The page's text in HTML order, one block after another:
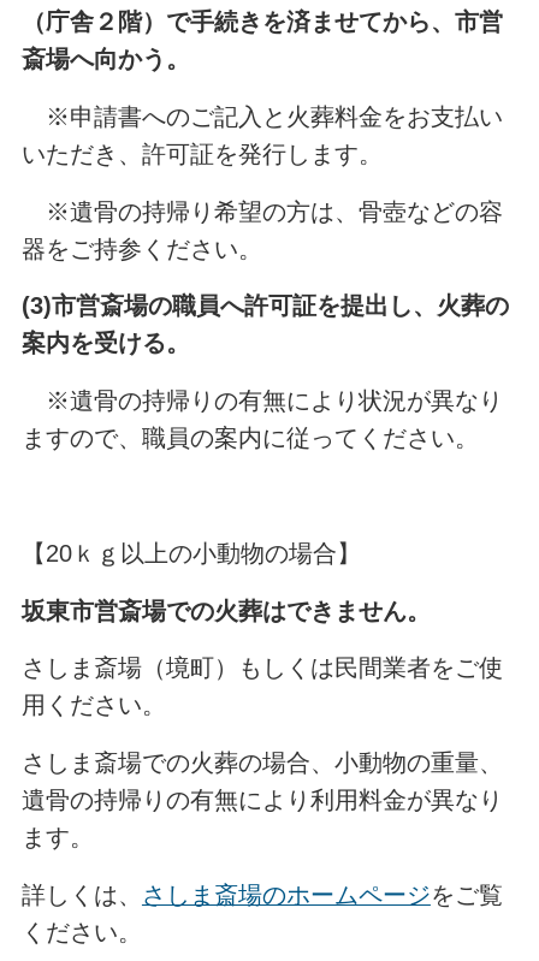
（庁舎２階） で手続きを済ませてから、市営
斎場へ向かう。
※申請書へのご記入と火葬料金をお支払い
いただき、許可証を発行します。
※遺骨の持帰り希望の方は、骨壺などの容
器をご持参ください。
(3)市営斎場の職員へ許可証を提出し、火葬の
案内を受ける。
※遺骨の持帰りの有無により状況が異なり
ますので、職員の案内に従ってください。
【20ｋｇ以上の小動物の場合】
坂東市営斎場での火葬はできません。
さしま斎場（境町）もしくは民間業者をご使
用ください。
さしま斎場での火葬の場合、小動物の重量、
遺骨の持帰りの有無により利用料金が異なり
ます。
詳しくは、 さしま斎場のホームページをご覧
ください。